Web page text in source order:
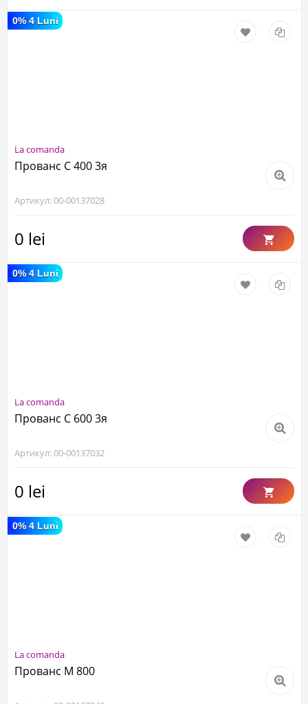
La comanda
Прованс С 400 3я
Артикул: 00-00137028
0 lei
0% 4 Luni
La comanda
Прованс С 600 3я
Артикул: 00-00137032
0 lei
0% 4 Luni
La comanda
Прованс М 800
0% 4 Luni